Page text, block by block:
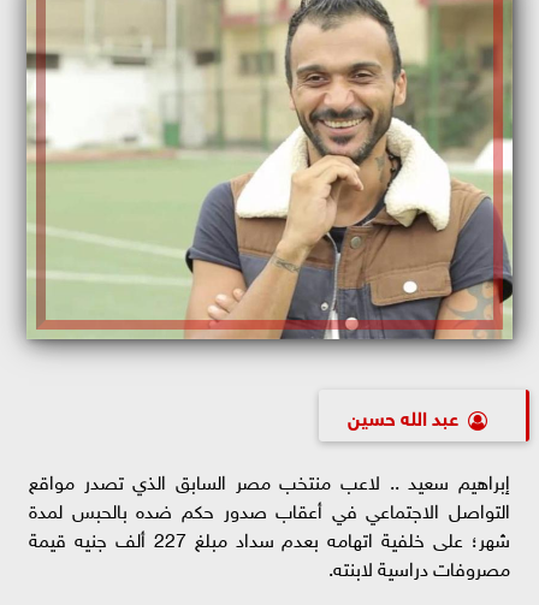
عبد الله حسين
إبراهيم سعيد .. لاعب منتخب مصر السابق الذي تصدر مواقع
التواصل الاجتماعي في أعقاب صدور حكم ضده بالحبس لمدة
شهر؛ على خلفية اتهامه بعدم سداد مبلغ 227 ألف جنيه قيمة
مصروفات دراسية لابنته.